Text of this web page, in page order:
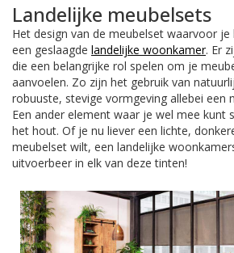
Landelijke meubelsets
Het design van de meubelset waarvoor
een geslaagde landelijke woonkamer. Er
die een belangrijke rol spelen om je
aanvoelen. Zo zijn het gebruik van
robuuste, stevige vormgeving allebei een
Een ander element waar je wel mee kunt
het hout. Of je nu liever een lichte,
meubelset wilt, een landelijke
uitvoerbeer in elk van deze tinten!